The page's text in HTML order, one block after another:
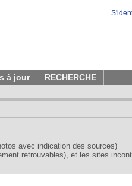
à jour RECHERCHE
avec indication des sources)
retrouvables), et les sites